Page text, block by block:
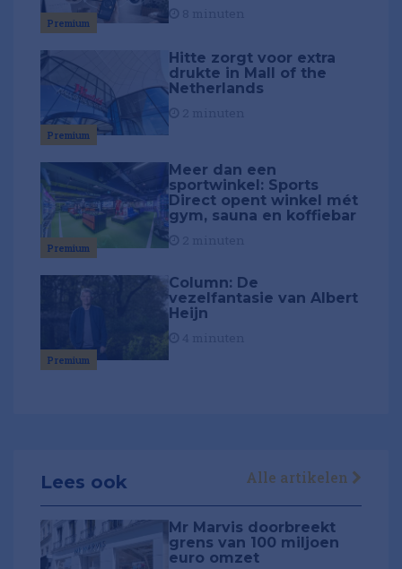
Premium
Premium
Hitte zorgt voor extra
drukte in Mall of the
Netherlands
Premium
Meer dan een
sportwinkel: Sports
Direct opent winkel mét
gym, sauna en koffiebar
Premium
Column: De
vezelfantasie van Albert
Heijn
Lees ook Alle artikelen
Mr Marvis doorbreekt
grens van 100 miljoen
euro omzet